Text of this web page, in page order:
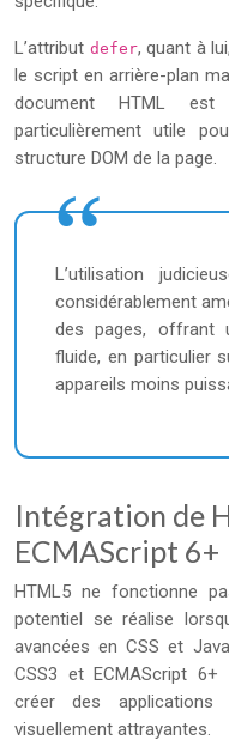
L’attribut defer, quant à
le script en arrière-plan
document HTML
particulièrement utile
structure DOM de la page.
L’utilisation
considérablement
des pages, offrant
fluide, en particulier
appareils moins
Intégration de
ECMAScript 6+
HTML5 ne fonctionne
potentiel se réalise
avancées en CSS et
CSS3 et ECMAScript
créer des applications
visuellement attrayantes.